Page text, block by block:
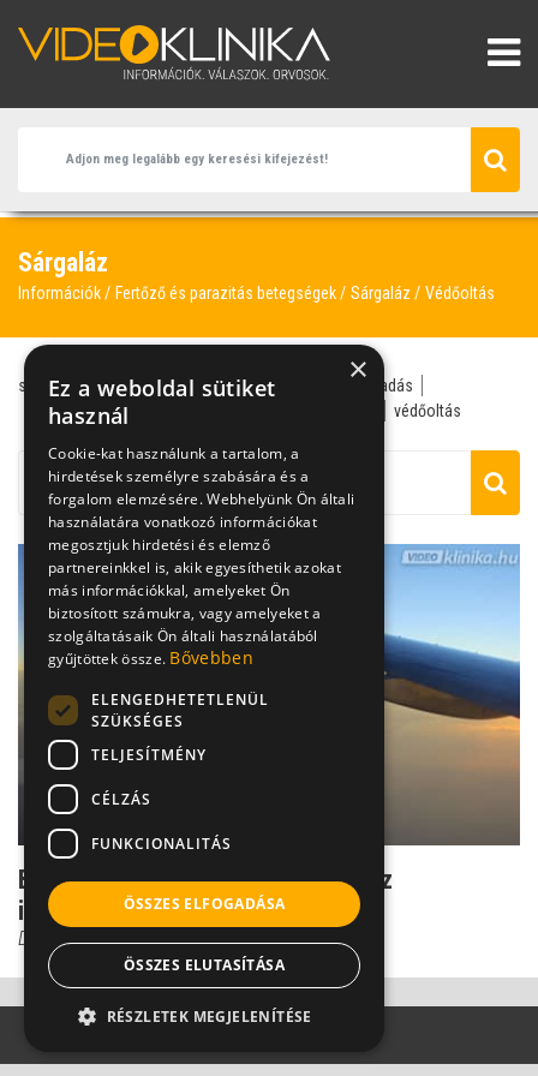
Sárgaláz
Információk Fertőző és parazitás betegségek Sárgaláz Védőoltás
sárgaláz A-típusú májgyulladás
B-típusú májgyulladás
fertőző betegségek
védőoltás
Biztonságos utazás: Dél-Amerika az
infektológus szemével
Dr. Szlávik János
×
Ez a weboldal sütiket
használ
Cookie-kat használunk a tartalom, a
hirdetések személyre szabására és a
forgalom elemzésére. Webhelyünk Ön általi
használatára vonatkozó információkat
megosztjuk hirdetési és elemző
partnereinkkel is, akik egyesíthetik azokat
más információkkal, amelyeket Ön
biztosított számukra, vagy amelyeket a
szolgáltatásaik Ön általi használatából
gyűjtöttek össze. Bővebben
ELENGEDHETETLENÜL
SZÜKSÉGES
TELJESÍTMÉNY
CÉLZÁS
FUNKCIONALITÁS
ÖSSZES ELFOGADÁSA
ÖSSZES ELUTASÍTÁSA
RÉSZLETEK MEGJELENÍTÉSE